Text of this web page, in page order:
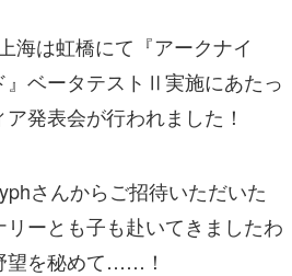
は虹橋にて『アークナイ
』ベータテストⅡ実施にあたっ
ア発表会が行われました！
さんからご招待いただいた
ーとも子も赴いてきましたわ
を秘めて……！